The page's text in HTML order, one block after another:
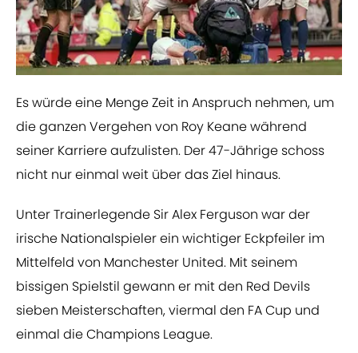
Es würde eine Menge Zeit in Anspruch nehmen, um
die ganzen Vergehen von Roy Keane während
seiner Karriere aufzulisten. Der 47-Jährige schoss
nicht nur einmal weit über das Ziel hinaus.
Unter Trainerlegende Sir Alex Ferguson war der
irische Nationalspieler ein wichtiger Eckpfeiler im
Mittelfeld von Manchester United. Mit seinem
bissigen Spielstil gewann er mit den Red Devils
sieben Meisterschaften, viermal den FA Cup und
einmal die Champions League.